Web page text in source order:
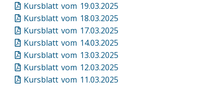
Kursblatt vom 19.03.2025
Kursblatt vom 18.03.2025
Kursblatt vom 17.03.2025
Kursblatt vom 14.03.2025
Kursblatt vom 13.03.2025
Kursblatt vom 12.03.2025
Kursblatt vom 11.03.2025